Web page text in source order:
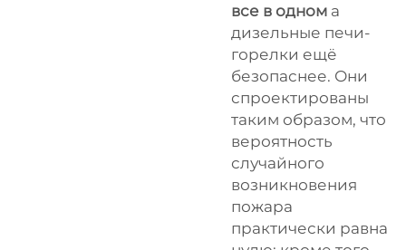
все в одном а
дизельные печи-
горелки ещё
безопаснее. Они
спроектированы
таким образом, что
вероятность
случайного
возникновения
пожара
практически равна